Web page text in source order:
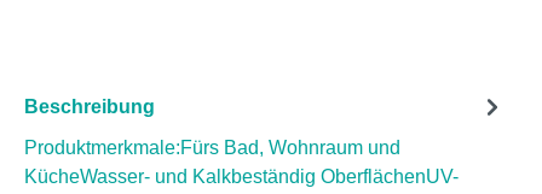
Beschreibung
Produktmerkmale:Fürs Bad, Wohnraum und
KücheWasser- und Kalkbeständig OberflächenUV-